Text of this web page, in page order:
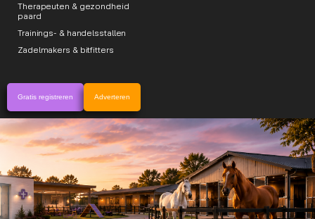
Therapeuten & gezondheid
paard
Trainings- & handelsstallen
Zadelmakers & bitfitters
Gratis registreren Adverteren